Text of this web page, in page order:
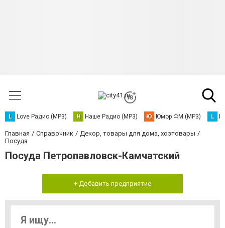
L Love Радио (MP3) Н Наше Радио (MP3) Ю Юмор ФМ (MP3) L
Главная Справочник
Декор, товары для дома, хозтовары
Посуда
Посуда Петропавловск-Камчатский
+ Добавить предприятие